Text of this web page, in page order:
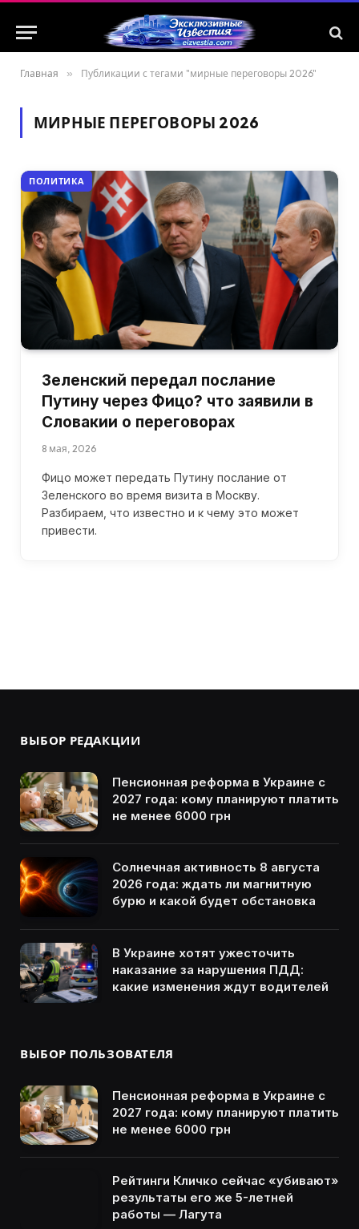
Главная » Публикации с тегами "мирные переговоры 2026"
МИРНЫЕ ПЕРЕГОВОРЫ 2026
ПОЛИТИКА
Зеленский передал послание
Путину через Фицо? что заявили в
Словакии о переговорах
8 мая, 2026
Фицо может передать Путину послание от
Зеленского во время визита в Москву.
Разбираем, что известно и к чему это может
привести.
ВЫБОР РЕДАКЦИИ
Пенсионная реформа в Украине с
2027 года: кому планируют платить
не менее 6000 грн
Солнечная активность 8 августа
2026 года: ждать ли магнитную
бурю и какой будет обстановка
В Украине хотят ужесточить
наказание за нарушения ПДД:
какие изменения ждут водителей
ВЫБОР ПОЛЬЗОВАТЕЛЯ
Пенсионная реформа в Украине с
2027 года: кому планируют платить
не менее 6000 грн
Рейтинги Кличко сейчас «убивают»
результаты его же 5-летней
работы — Лагута